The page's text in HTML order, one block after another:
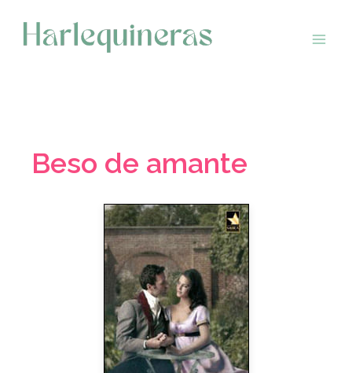
contenido
Beso de amante